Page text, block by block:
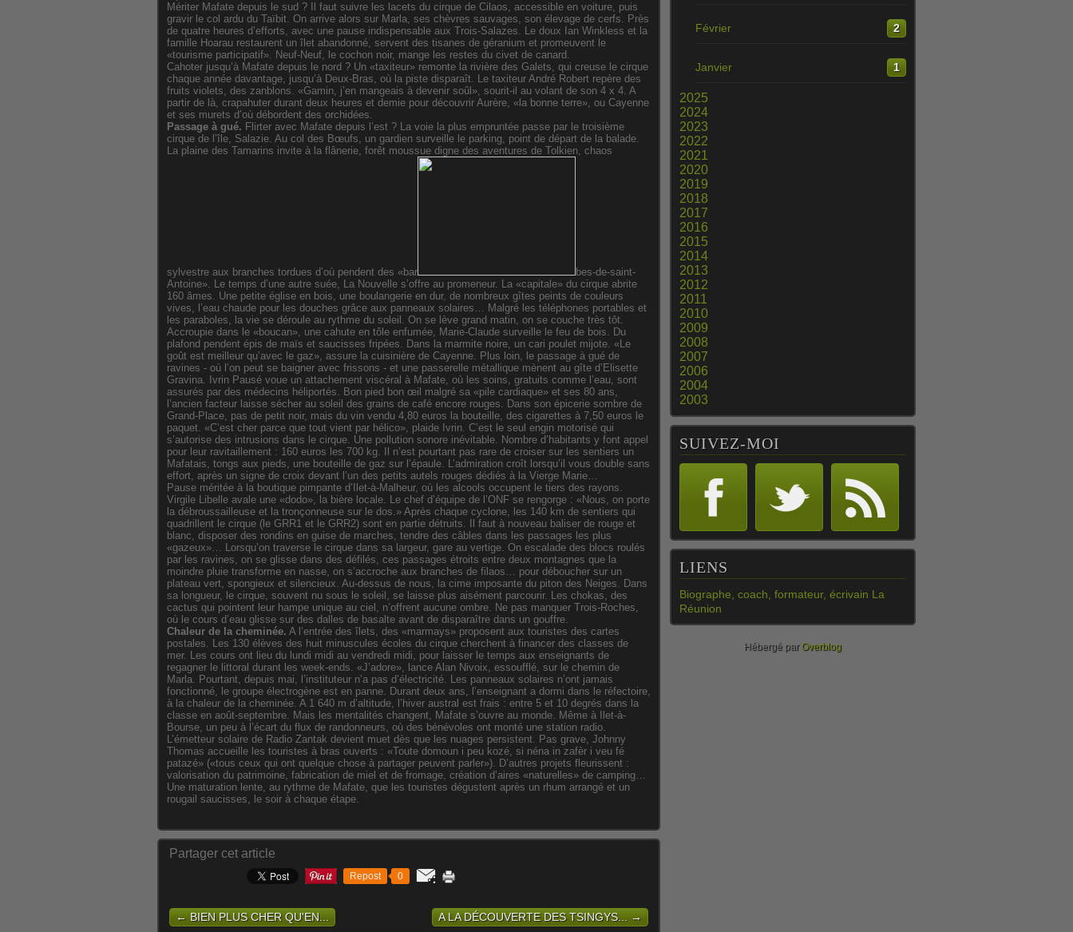
Mériter Mafate depuis le sud ? Il faut suivre les lacets du cirque de Cilaos, accessible en voiture, puis
gravir le col ardu du Taïbit. On arrive alors sur Marla, ses chèvres sauvages, son élevage de cerfs. Près
de quatre heures d’efforts, avec une pause indispensable aux Trois-Salazes. Le doux Ian Winkless et la
famille Hoarau restaurent un îlet abandonné, servent des tisanes de géranium et promeuvent le
«tourisme participatif». Neuf-Neuf, le cochon noir, mange les restes du civet de canard.
Cahoter jusqu’à Mafate depuis le nord ? Un «taxiteur» remonte la rivière des Galets, qui creuse le cirque
chaque année davantage, jusqu’à Deux-Bras, où la piste disparaît. Le taxiteur André Robert repère des
fruits violets, des zanblons. «Gamin, j’en mangeais à devenir soûl», sourit-il au volant de son 4 x 4. A
partir de là, crapahuter durant deux heures et demie pour découvrir Aurère, «la bonne terre», ou Cayenne
et ses murets d’où débordent des orchidées.
Passage à gué. Flirter avec Mafate depuis l’est ? La voie la plus empruntée passe par le troisième
cirque de l’île, Salazie. Au col des Bœufs, un gardien surveille le parking, point de départ de la balade.
La plaine des Tamarins invite à la flânerie, forêt moussue digne des aventures de Tolkien, chaos
sylvestre aux branches tordues d’où pendent des «bar
bes-de-saint-
Antoine». Le temps d’une autre suée, La Nouvelle s’offre au promeneur. La «capitale» du cirque abrite
160 âmes. Une petite église en bois, une boulangerie en dur, de nombreux gîtes peints de couleurs
vives, l’eau chaude pour les douches grâce aux panneaux solaires… Malgré les téléphones portables et
les paraboles, la vie se déroule au rythme du soleil. On se lève grand matin, on se couche très tôt.
Accroupie dans le «boucan», une cahute en tôle enfumée, Marie-Claude surveille le feu de bois. Du
plafond pendent épis de maïs et saucisses fripées. Dans la marmite noire, un cari poulet mijote. «Le
goût est meilleur qu’avec le gaz», assure la cuisinière de Cayenne. Plus loin, le passage à gué de
ravines - où l’on peut se baigner avec frissons - et une passerelle métallique mènent au gîte d’Elisette
Gravina. Ivrin Pausé voue un attachement viscéral à Mafate, où les soins, gratuits comme l’eau, sont
assurés par des médecins héliportés. Bon pied bon œil malgré sa «pile cardiaque» et ses 80 ans,
l’ancien facteur laisse sécher au soleil des grains de café encore rouges. Dans son épicerie sombre de
Grand-Place, pas de petit noir, mais du vin vendu 4,80 euros la bouteille, des cigarettes à 7,50 euros le
paquet. «C’est cher parce que tout vient par hélico», plaide Ivrin. C’est le seul engin motorisé qui
s’autorise des intrusions dans le cirque. Une pollution sonore inévitable. Nombre d’habitants y font appel
pour leur ravitaillement : 160 euros les 700 kg. Il n’est pourtant pas rare de croiser sur les sentiers un
Mafatais, tongs aux pieds, une bouteille de gaz sur l’épaule. L’admiration croît lorsqu’il vous double sans
effort, après un signe de croix devant l’un des petits autels rouges dédiés à la Vierge Marie…
Pause méritée à la boutique pimpante d’Ilet-à-Malheur, où les alcools occupent le tiers des rayons.
Virgile Libelle avale une «dodo», la bière locale. Le chef d’équipe de l’ONF se rengorge : «Nous, on porte
la débroussailleuse et la tronçonneuse sur le dos.» Après chaque cyclone, les 140 km de sentiers qui
quadrillent le cirque (le GRR1 et le GRR2) sont en partie détruits. Il faut à nouveau baliser de rouge et
blanc, disposer des rondins en guise de marches, tendre des câbles dans les passages les plus
«gazeux»… Lorsqu’on traverse le cirque dans sa largeur, gare au vertige. On escalade des blocs roulés
par les ravines, on se glisse dans des défilés, ces passages étroits entre deux montagnes que la
moindre pluie transforme en nasse, on s’accroche aux branches de filaos… pour déboucher sur un
plateau vert, spongieux et silencieux. Au-dessus de nous, la cime imposante du piton des Neiges. Dans
sa longueur, le cirque, souvent nu sous le soleil, se laisse plus aisément parcourir. Les chokas, des
cactus qui pointent leur hampe unique au ciel, n’offrent aucune ombre. Ne pas manquer Trois-Roches,
où le cours d’eau glisse sur des dalles de basalte avant de disparaître dans un gouffre.
Chaleur de la cheminée. A l’entrée des îlets, des «marmays» proposent aux touristes des cartes
postales. Les 130 élèves des huit minuscules écoles du cirque cherchent à financer des classes de
mer. Les cours ont lieu du lundi midi au vendredi midi, pour laisser le temps aux enseignants de
regagner le littoral durant les week-ends. «J’adore», lance Alan Nivoix, essoufflé, sur le chemin de
Marla. Pourtant, depuis mai, l’instituteur n’a pas d’électricité. Les panneaux solaires n’ont jamais
fonctionné, le groupe électrogène est en panne. Durant deux ans, l’enseignant a dormi dans le réfectoire,
à la chaleur de la cheminée. A 1 640 m d’altitude, l’hiver austral est frais : entre 5 et 10 degrés dans la
classe en août-septembre. Mais les mentalités changent, Mafate s’ouvre au monde. Même à Ilet-à-
Bourse, un peu à l’écart du flux de randonneurs, où des bénévoles ont monté une station radio.
L’émetteur solaire de Radio Zantak devient muet dès que les nuages persistent. Pas grave, Johnny
Thomas accueille les touristes à bras ouverts : «Toute domoun i peu kozé, si néna in zafèr i veu fé
patazé» («tous ceux qui ont quelque chose à partager peuvent parler»). D’autres projets fleurissent :
valorisation du patrimoine, fabrication de miel et de fromage, création d’aires «naturelles» de camping…
Une maturation lente, au rythme de Mafate, que les touristes dégustent après un rhum arrangé et un
rougail saucisses, le soir à chaque étape.
Partager cet article
Repost 0
← BIEN PLUS CHER QU'EN... A LA DÉCOUVERTE DES TSINGYS... →
Février 2
Janvier 1
2025
2024
2023
2022
2021
2020
2019
2018
2017
2016
2015
2014
2013
2012
2011
2010
2009
2008
2007
2006
2004
2003
SUIVEZ-MOI
LIENS
Biographe, coach, formateur, écrivain La
Réunion
Hébergé parOverblog